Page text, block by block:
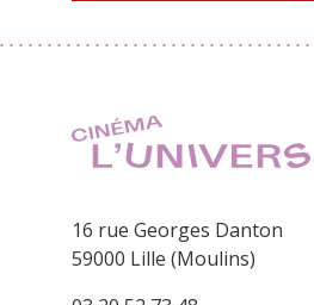
16 rue Georges Danton
59000 Lille (Moulins)